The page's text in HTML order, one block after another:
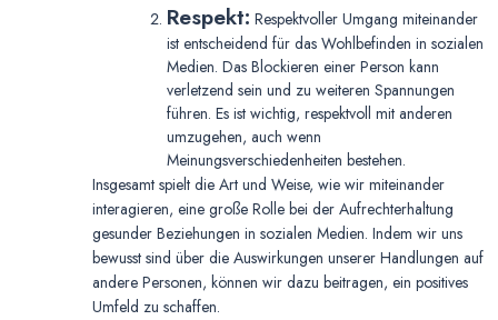
Respekt: Respektvoller Umgang miteinander
ist entscheidend für das Wohlbefinden in sozialen
Medien. Das Blockieren einer Person kann
verletzend sein und zu weiteren Spannungen
führen. Es ist wichtig, respektvoll mit anderen
umzugehen, auch wenn
Meinungsverschiedenheiten bestehen.
Insgesamt spielt die Art und Weise, wie wir miteinander
interagieren, eine große Rolle bei der Aufrechterhaltung
gesunder Beziehungen in sozialen Medien. Indem wir uns
bewusst sind über die Auswirkungen unserer Handlungen auf
andere Personen, können wir dazu beitragen, ein positives
Umfeld zu schaffen.